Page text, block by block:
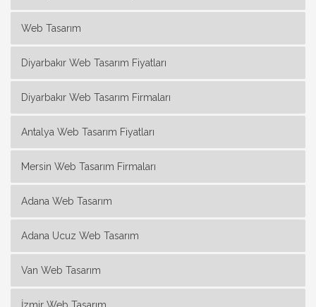
Web Tasarım
Diyarbakır Web Tasarım Fiyatları
Diyarbakır Web Tasarım Firmaları
Antalya Web Tasarım Fiyatları
Mersin Web Tasarım Firmaları
Adana Web Tasarım
Adana Ucuz Web Tasarım
Van Web Tasarım
İzmir Web Tasarım